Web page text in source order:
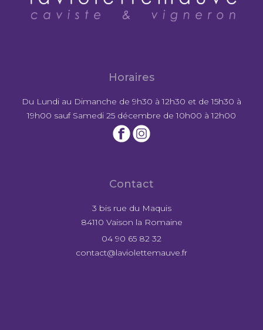
Horaires
Du Lundi au Dimanche de 9h30 à 12h30 et de 15h30 à
19h00 sauf Samedi 25 décembre de 10h00 à 12h00
Contact
3 bis rue du Maquis
84110 Vaison la Romaine
04 90 65 82 32
contact@laviolettemauve.fr